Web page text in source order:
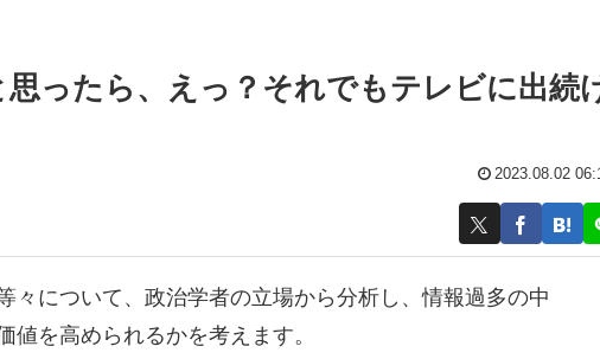
ったら、えっ？それでもテレビに出続
2023.08.02
々について、政治学者の立場から分析し、情報過多の中
値を高められるかを考えます。